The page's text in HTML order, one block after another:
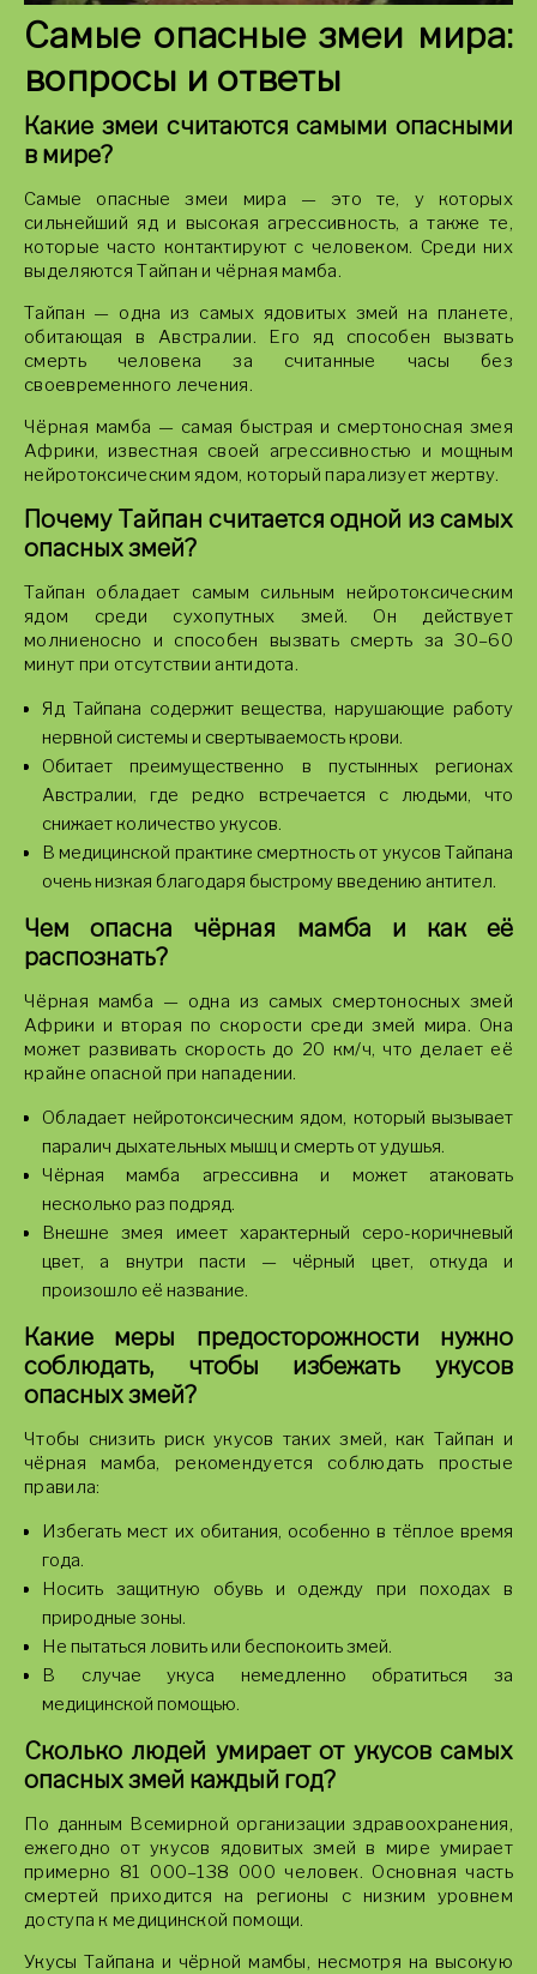
Самые опасные змеи мира:
вопросы и ответы
Какие змеи считаются самыми опасными
в мире?
Самые опасные змеи мира — это те, у которых
сильнейший яд и высокая агрессивность, а также те,
которые часто контактируют с человеком. Среди них
выделяются Тайпан и чёрная мамба.
Тайпан — одна из самых ядовитых змей на планете,
обитающая в Австралии. Его яд способен вызвать
смерть человека за считанные часы без
своевременного лечения.
Чёрная мамба — самая быстрая и смертоносная змея
Африки, известная своей агрессивностью и мощным
нейротоксическим ядом, который парализует жертву.
Почему Тайпан считается одной из самых
опасных змей?
Тайпан обладает самым сильным нейротоксическим
ядом среди сухопутных змей. Он действует
молниеносно и способен вызвать смерть за 30–60
минут при отсутствии антидота.
Яд Тайпана содержит вещества, нарушающие работу
нервной системы и свертываемость крови.
Обитает преимущественно в пустынных регионах
Австралии, где редко встречается с людьми, что
снижает количество укусов.
В медицинской практике смертность от укусов Тайпана
очень низкая благодаря быстрому введению антител.
Чем опасна чёрная мамба и как её
распознать?
Чёрная мамба — одна из самых смертоносных змей
Африки и вторая по скорости среди змей мира. Она
может развивать скорость до 20 км/ч, что делает её
крайне опасной при нападении.
Обладает нейротоксическим ядом, который вызывает
паралич дыхательных мышц и смерть от удушья.
Чёрная мамба агрессивна и может атаковать
несколько раз подряд.
Внешне змея имеет характерный серо-коричневый
цвет, а внутри пасти — чёрный цвет, откуда и
произошло её название.
Какие меры предосторожности нужно
соблюдать, чтобы избежать укусов
опасных змей?
Чтобы снизить риск укусов таких змей, как Тайпан и
чёрная мамба, рекомендуется соблюдать простые
правила:
Избегать мест их обитания, особенно в тёплое время
года.
Носить защитную обувь и одежду при походах в
природные зоны.
Не пытаться ловить или беспокоить змей.
В случае укуса немедленно обратиться за
медицинской помощью.
Сколько людей умирает от укусов самых
опасных змей каждый год?
По данным Всемирной организации здравоохранения,
ежегодно от укусов ядовитых змей в мире умирает
примерно 81 000–138 000 человек. Основная часть
смертей приходится на регионы с низким уровнем
доступа к медицинской помощи.
Укусы Тайпана и чёрной мамбы, несмотря на высокую